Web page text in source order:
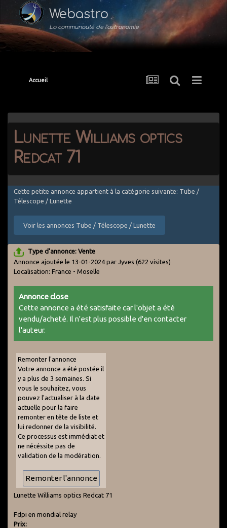
Webastro
La communauté de l'astronomie
Accueil
Lunette Williams optics
Redcat 71
Cette petite annonce appartient à la catégorie suivante: Tube /
Télescope / Lunette
Voir les annonces Tube / Télescope / Lunette
Type d'annonce: Vente
Annonce ajoutée le 13-01-2024 par Jyves (622 visites)
Localisation: France - Moselle
Annonce close
Cette annonce a été satisfaite car l'objet a été
vendu/acheté. Il n'est plus possible d'en contacter
l'auteur.
Remonter l'annonce
Votre annonce a été postée il
y a plus de 3 semaines. Si
vous le souhaitez, vous
pouvez l'actualiser à la date
actuelle pour la faire
remonter en tête de liste et
lui redonner de la visibilité.
Ce processus est immédiat et
ne nécéssite pas de
validation de la modération.
Lunette Williams optics Redcat 71
Fdpi en mondial relay
Prix: